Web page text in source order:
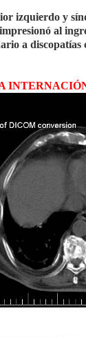
izquierdo y
al
a discopatías